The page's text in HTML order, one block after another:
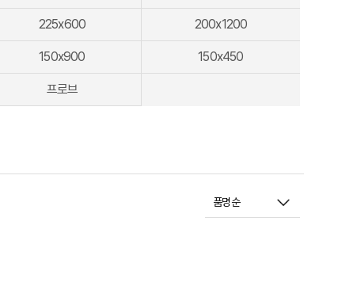
225x600 200x1200
150x900 150x450
프로브